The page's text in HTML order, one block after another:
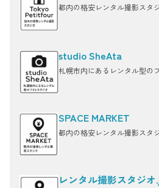
都内の格安レンタル撮影スタ
studio SheAta
札幌市内にあるレンタル型の
SPACE MARKET
都内の格安レンタル撮影スタ
レンタル撮影スタジオ